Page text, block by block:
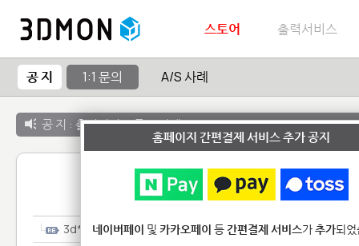
스토어 출력서비스
공 지 1:1 문의 A/S 사례
공 지 : 출력서비스 종료 안내
1:1 문
3d*********************************
홈페이지 간편결제 서비스 추가 공지
네이버페이 및 카카오페이 등간편결제 서비스가추가되